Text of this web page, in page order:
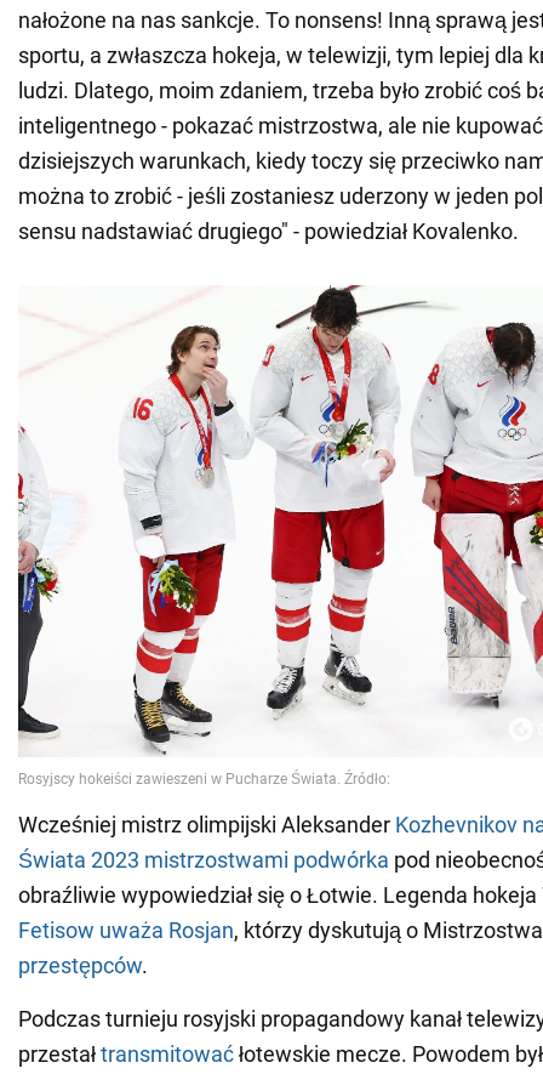
nałożone na nas sankcje. To nonsens! Inną sprawą
sportu, a zwłaszcza hokeja, w telewizji, tym lepiej dla
ludzi. Dlatego, moim zdaniem, trzeba było zrobić coś
inteligentnego - pokazać mistrzostwa, ale nie
dzisiejszych warunkach, kiedy toczy się przeciwko
można to zrobić - jeśli zostaniesz uderzony w jeden
sensu nadstawiać drugiego" - powiedział Kovalenko.
Wcześniej mistrz olimpijski Aleksander Kozhevnikov
Świata 2023 mistrzostwami podwórka pod
obraźliwie wypowiedział się o Łotwie. Legenda hokeja
Fetisow uważa Rosjan, którzy dyskutują o
przestępców.
Podczas turnieju rosyjski propagandowy kanał
przestałtransmitowaćłotewskie mecze. Powodem